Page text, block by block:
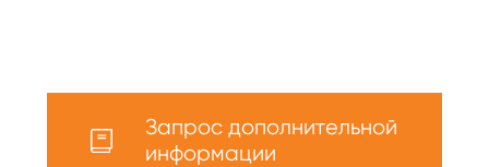
Запрос дополнительной
информации